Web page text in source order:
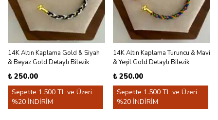
14K Altın Kaplama Gold & Siyah
& Beyaz Gold Detaylı Bilezik
₺ 250.00
Sepette 1.500 TL ve Üzeri
%20 İNDİRİM
14K Altın Kaplama Turuncu & Mavi
& Yeşil Gold Detaylı Bilezik
₺ 250.00
Sepette 1.500 TL ve Üzeri
%20 İNDİRİM